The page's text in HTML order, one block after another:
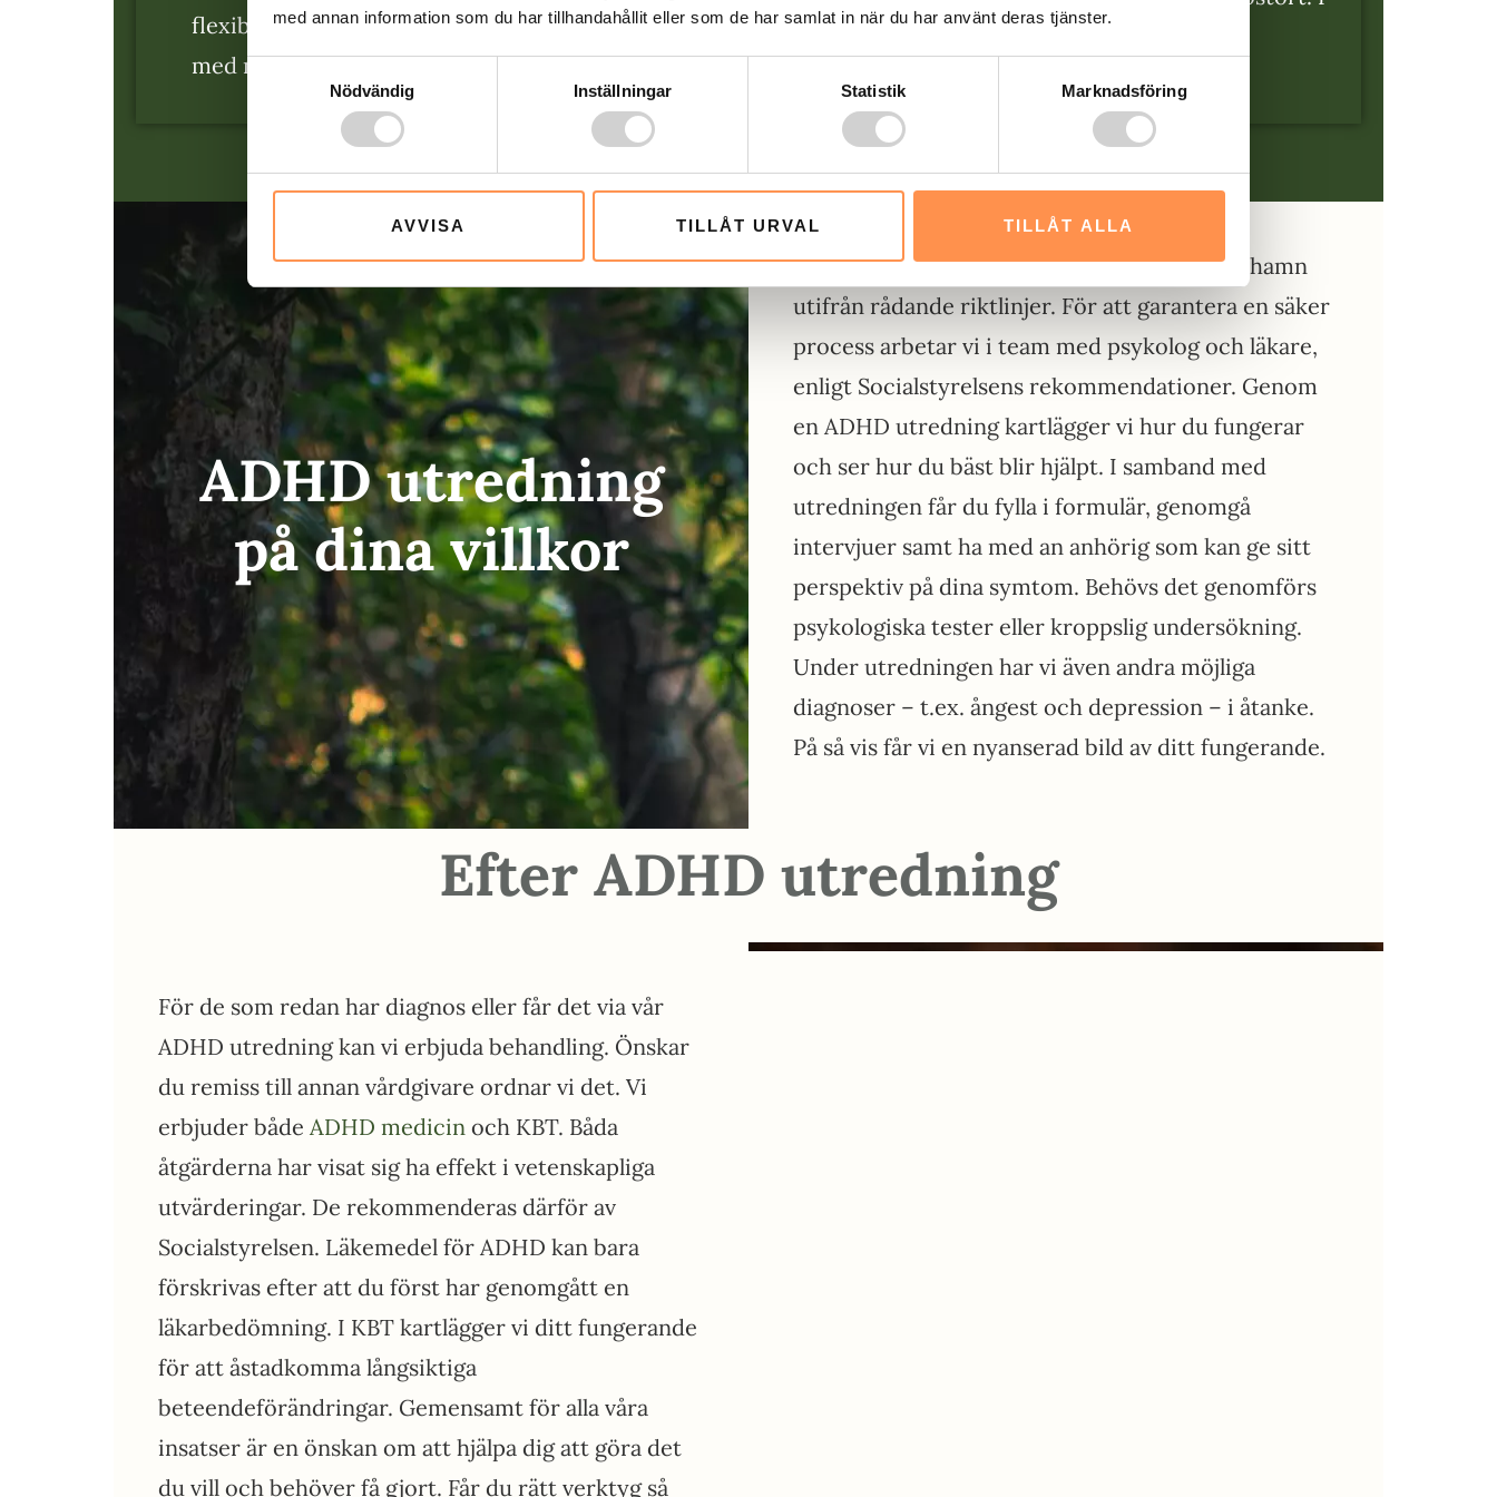
med annan information som du har tillhandahållit eller som de har samlat in när du har använt deras tjänster.
Samtyckesval
Nödvändig
Inställningar Statistik Marknadsföring
AVVISA TILLÅT URVAL TILLÅT ALLA
flexibilitet. Din ADHD-utredning påbörjas
med minimal väntan.
nuläget arbetar vi bara med vuxna.
ADHD utredning
på dina villkor
Vi erbjuder digitalADHD utredningi Oskarshamn
utifrån rådande riktlinjer. För att garantera en säker
process arbetar vi i team med psykolog och läkare,
enligt Socialstyrelsens rekommendationer. Genom
en ADHD utredning kartlägger vi hur du fungerar
och ser hur du bäst blir hjälpt. I samband med
utredningen får du fylla i formulär, genomgå
intervjuer samt ha med an anhörig som kan ge sitt
perspektiv på dina symtom. Behövs det genomförs
psykologiska tester eller kroppslig undersökning.
Under utredningen har vi även andra möjliga
diagnoser – t.ex. ångest och depression – i åtanke.
På så vis får vi en nyanserad bild av ditt fungerande.
Efter ADHD utredning
För de som redan har diagnos eller får det via vår
ADHD utredning kan vi erbjuda behandling. Önskar
du remiss till annan vårdgivare ordnar vi det. Vi
erbjuder både ADHD medicin och KBT. Båda
åtgärderna har visat sig ha effekt i vetenskapliga
utvärderingar. De rekommenderas därför av
Socialstyrelsen. Läkemedel för ADHD kan bara
förskrivas efter att du först har genomgått en
läkarbedömning. I KBT kartlägger vi ditt fungerande
för att åstadkomma långsiktiga
beteendeförändringar. Gemensamt för alla våra
insatser är en önskan om att hjälpa dig att göra det
du vill och behöver få gjort. Får du rätt verktyg så